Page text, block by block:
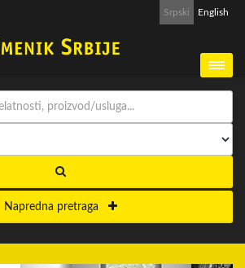
Srpski English
Napredna pretraga